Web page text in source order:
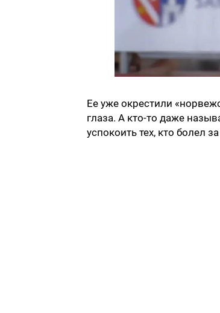
Ее уже окрестили
глаза. А кто-то даже
успокоить тех, кто болел